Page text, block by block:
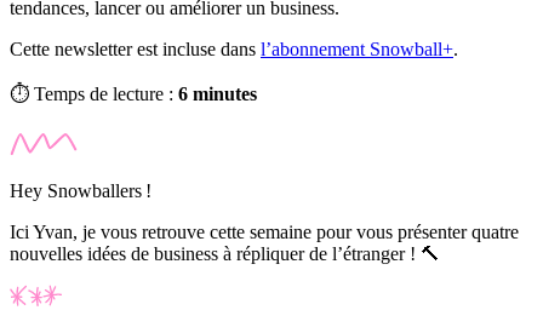
tendances, lancer ou améliorer un business.
Cette newsletter est incluse dans l’abonnement Snowball+.
⏱️ Temps de lecture : 6 minutes
Hey Snowballers !
Ici Yvan, je vous retrouve cette semaine pour vous présenter quatre
nouvelles idées de business à répliquer de l’étranger ! 🔨